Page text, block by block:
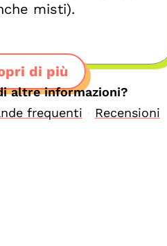
misti).
di più
altre informazioni?
frequenti Recensioni